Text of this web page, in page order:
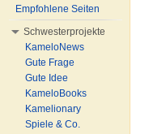
Empfohlene Seiten
Schwesterprojekte
KameloNews
Gute Frage
Gute Idee
KameloBooks
Kamelionary
Spiele & Co.